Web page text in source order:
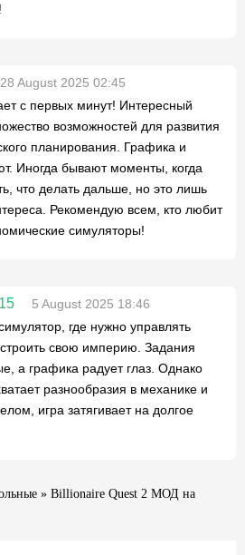
28 August 2025 02:45
с первых минут! Интересный
возможностей для развития
планирования. Графика и
Иногда бывают моменты, когда
что делать дальше, но это лишь
Рекомендую всем, кто любит
симуляторы!
5 August 2025 18:46
где нужно управлять
свою империю. Задания
а графика радует глаз. Однако
разнообразия в механике и
игра затягивает на долгое
» Billionaire Quest 2 МОД на